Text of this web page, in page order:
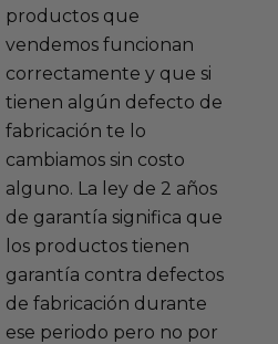
productos que
vendemos funcionan
correctamente y que si
tienen algún defecto de
fabricación te lo
cambiamos sin costo
alguno. La ley de 2 años
de garantía significa que
los productos tienen
garantía contra defectos
de fabricación durante
ese periodo pero no por